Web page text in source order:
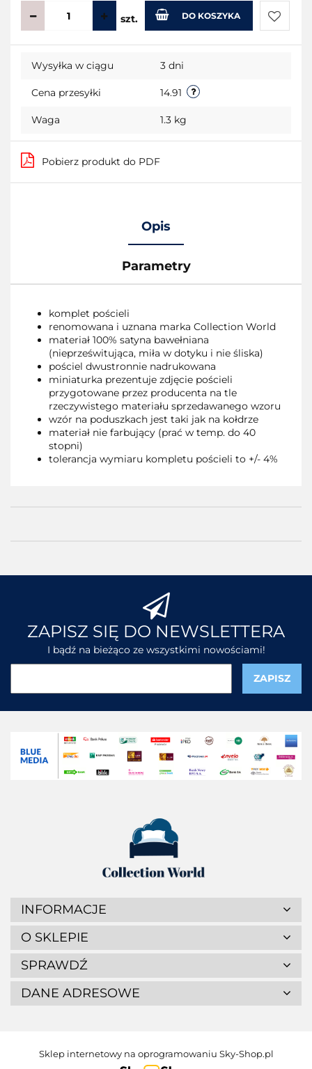
szt. DO KOSZYKA
Do
Wysyłka w ciągu 3 dni
Cena przesyłki 14.91
Waga 1.3 kg
Pobierz produkt do PDF
Opis
Parametry
komplet pościeli
renomowana i uznana marka Collection World
materiał 100% satyna bawełniana
(nieprześwitująca, miła w dotyku i nie śliska)
pościel dwustronnie nadrukowana
miniaturka prezentuje zdjęcie pościeli
przygotowane przez producenta na tle
rzeczywistego materiału sprzedawanego wzoru
wzór na poduszkach jest taki jak na kołdrze
materiał nie farbujący (prać w temp. do 40
stopni)
tolerancja wymiaru kompletu pościeli to +/- 4%
ZAPISZ SIĘ DO NEWSLETTERA
I bądź na bieżąco ze wszystkimi nowościami!
INFORMACJE
O SKLEPIE
SPRAWDŹ
DANE ADRESOWE
Sklep internetowy na oprogramowaniu Sky-Shop.pl